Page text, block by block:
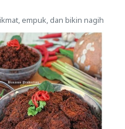
empuk, dan bikin nagih